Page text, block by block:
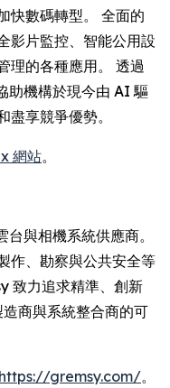
快數碼轉型。 全面的
影片監控、智能公用設
理的各種應用。 透過
助機構於現今由 AI 驅
享競爭優勢。
網站。
與相機系統供應商。
作、勘察與公共安全等
致力追求精準、創新
商與系統整合商的可
https://gremsy.com/。